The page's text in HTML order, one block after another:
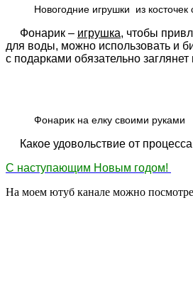
Новогодние игрушки из
Фонарик – игрушка, чтобы
для воды, можно использовать и
с подарками обязательно заглянет
Фонарик на елку своими руками
Какое удовольствие от
С наступающим Новым годом!
На моем ютуб канале можно